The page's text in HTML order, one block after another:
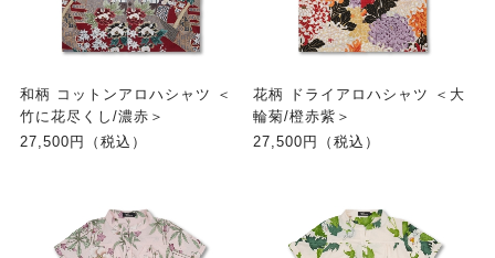
和柄 コットンアロハシャツ ＜
竹に花尽くし/濃赤＞
27,500円（税込）
花柄 ドライアロハシャツ ＜大
輪菊/橙赤紫＞
27,500円（税込）